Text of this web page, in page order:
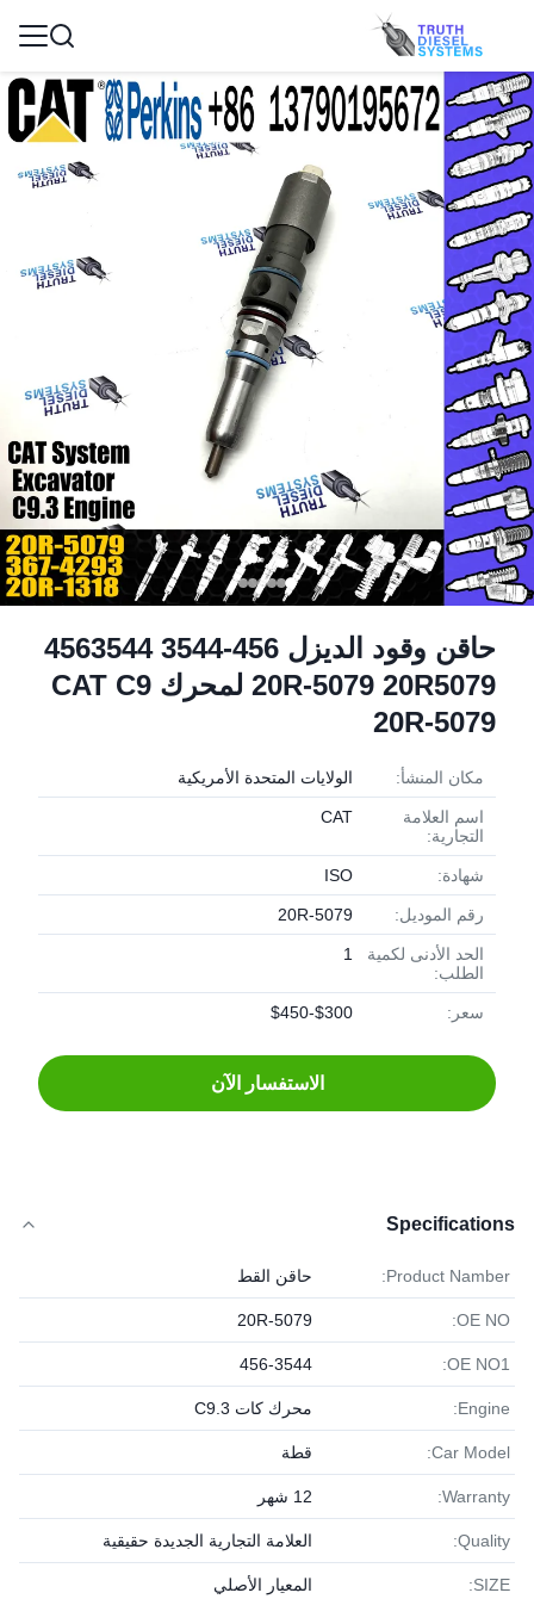
حاقن وقود الديزل 456-3544 4563544
20R-5079 20R5079 لمحرك CAT C9
20R-5079
مكان المنشأ: الولايات المتحدة الأمريكية
اسم العلامة
التجارية:
CAT
شهادة: ISO
رقم الموديل: 20R-5079
الحد الأدنى لكمية
الطلب:
1
سعر: $300-$450
الاستفسار الآن
Specifications
Product Namber: حاقن القط
OE NO:
20R-5079
OE NO1:
456-3544
Engine: محرك كات C9.3
Car Model: قطة
Warranty: 12 شهر
Quality: العلامة التجارية الجديدة حقيقية
SIZE: المعيار الأصلي